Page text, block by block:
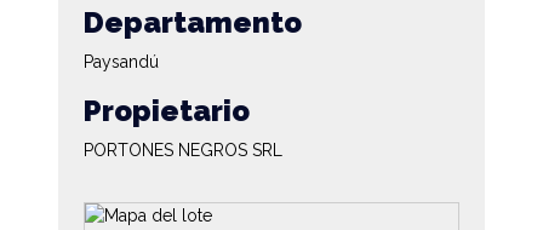
Departamento
Paysandú
Propietario
PORTONES NEGROS SRL